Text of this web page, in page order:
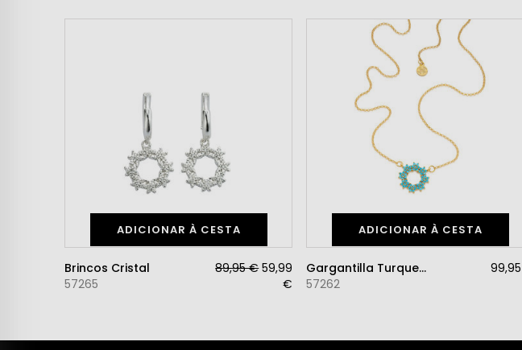
ADICIONAR À CESTA
Brincos Cristal
57265
89,95 € 59,99
€
ADICIONAR À CESTA
Gargantilla Turquesa
57262